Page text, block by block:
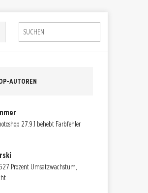
AUTOREN
27.9.1 behebt Farbfehler
Prozent Umsatzwachstum,